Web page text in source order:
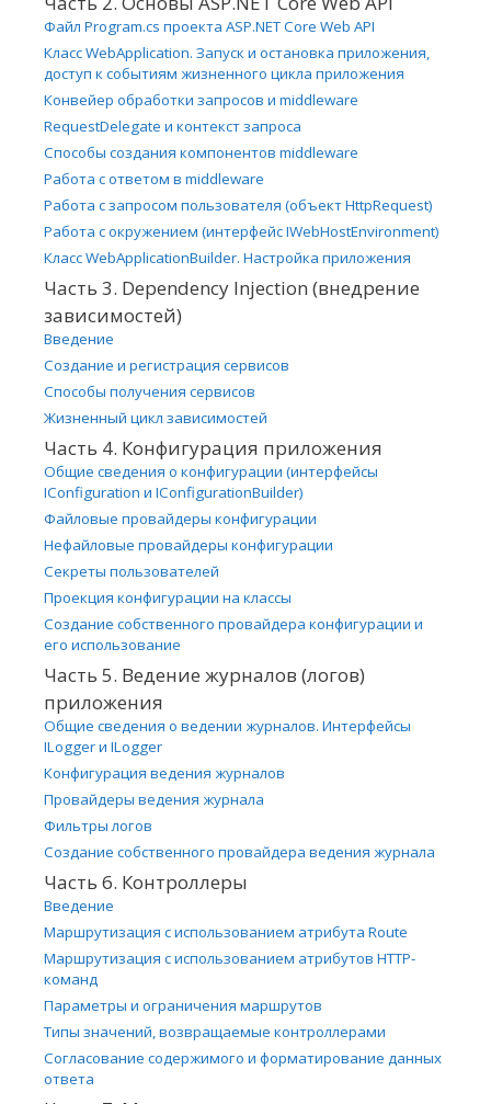
Файл Program.cs проекта ASP.NET Core Web API
Класс WebApplication. Запуск и остановка приложения,
доступ к событиям жизненного цикла приложения
Конвейер обработки запросов и middleware
RequestDelegate и контекст запроса
Способы создания компонентов middleware
Работа с ответом в middleware
Работа с запросом пользователя (объект HttpRequest)
Работа с окружением (интерфейс IWebHostEnvironment)
Класс WebApplicationBuilder. Настройка приложения
Часть 3. Dependency Injection (внедрение
зависимостей)
Введение
Создание и регистрация сервисов
Способы получения сервисов
Жизненный цикл зависимостей
Часть 4. Конфигурация приложения
Общие сведения о конфигурации (интерфейсы
IConfiguration и IConfigurationBuilder)
Файловые провайдеры конфигурации
Нефайловые провайдеры конфигурации
Секреты пользователей
Проекция конфигурации на классы
Создание собственного провайдера конфигурации и
его использование
Часть 5. Ведение журналов (логов)
приложения
Общие сведения о ведении журналов. Интерфейсы
ILogger и ILogger
Конфигурация ведения журналов
Провайдеры ведения журнала
Фильтры логов
Создание собственного провайдера ведения журнала
Часть 6. Контроллеры
Введение
Маршрутизация с использованием атрибута Route
Маршрутизация с использованием атрибутов HTTP-
команд
Параметры и ограничения маршрутов
Типы значений, возвращаемые контроллерами
Согласование содержимого и форматирование данных
ответа